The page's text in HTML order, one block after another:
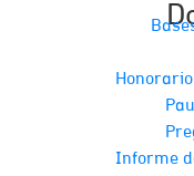
Informe